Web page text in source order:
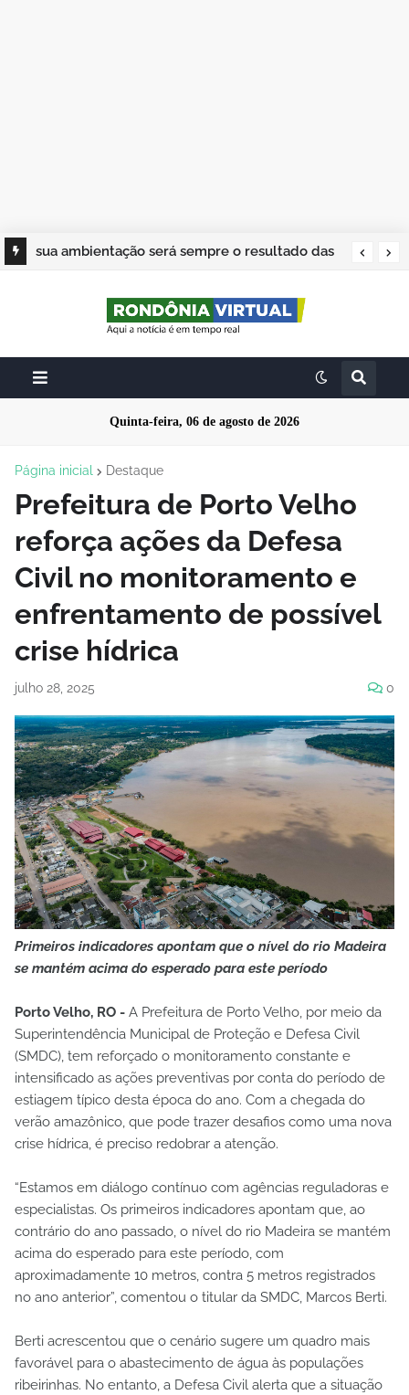
sua ambientação será sempre o resultado das
Quinta-feira, 06 de agosto de 2026
Página inicial Destaque
Prefeitura de Porto Velho
reforça ações da Defesa
Civil no monitoramento e
enfrentamento de possível
crise hídrica
julho 28, 2025 0
Primeiros indicadores apontam que o nível do rio Madeira
se mantém acima do esperado para este período
Porto Velho, RO - A Prefeitura de Porto Velho, por meio da
Superintendência Municipal de Proteção e Defesa Civil
(SMDC), tem reforçado o monitoramento constante e
intensificado as ações preventivas por conta do período de
estiagem típico desta época do ano. Com a chegada do
verão amazônico, que pode trazer desafios como uma nova
crise hídrica, é preciso redobrar a atenção.
“Estamos em diálogo contínuo com agências reguladoras e
especialistas. Os primeiros indicadores apontam que, ao
contrário do ano passado, o nível do rio Madeira se mantém
acima do esperado para este período, com
aproximadamente 10 metros, contra 5 metros registrados
no ano anterior”, comentou o titular da SMDC, Marcos Berti.
Berti acrescentou que o cenário sugere um quadro mais
favorável para o abastecimento de água às populações
ribeirinhas. No entanto, a Defesa Civil alerta que a situação